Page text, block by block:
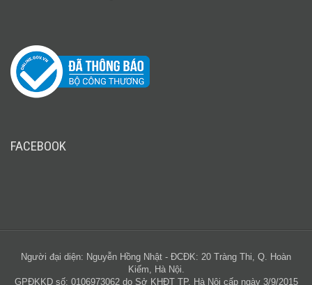
FACEBOOK
Người đại diện: Nguyễn Hồng Nhật - ĐCĐK: 20 Tràng Thi, Q. Hoàn
Kiếm, Hà Nội.
GPĐKKD số: 0106973062 do Sở KHĐT TP. Hà Nội cấp ngày 3/9/2015